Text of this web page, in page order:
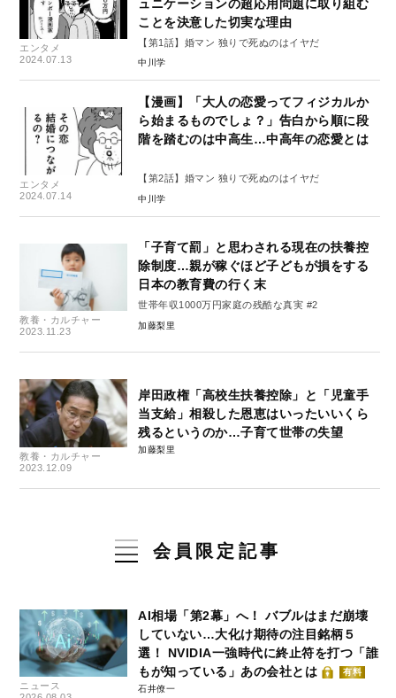
エンタメ
2024.07.13
ュニケーションの超応用問題に取り組む
ことを決意した切実な理由
【第1話】婚マン 独りで死ぬのはイヤだ
中川学
エンタメ
2024.07.14
【漫画】「大人の恋愛ってフィジカルか
ら始まるものでしょ？」告白から順に段
階を踏むのは中高生…中高年の恋愛とは
【第2話】婚マン 独りで死ぬのはイヤだ
中川学
教養・カルチャー
2023.11.23
「子育て罰」と思わされる現在の扶養控
除制度…親が稼ぐほど子どもが損をする
日本の教育費の行く末
世帯年収1000万円家庭の残酷な真実 #2
加藤梨里
教養・カルチャー
2023.12.09
岸田政権「高校生扶養控除」と「児童手
当支給」相殺した恩恵はいったいいくら
残るというのか…子育て世帯の失望
加藤梨里
会員限定記事
ニュース
AI相場「第2幕」へ！ バブルはまだ崩壊
していない…大化け期待の注目銘柄５
選！ NVIDIA一強時代に終止符を打つ「誰
もが知っている」あの会社とは
有料
石井僚一